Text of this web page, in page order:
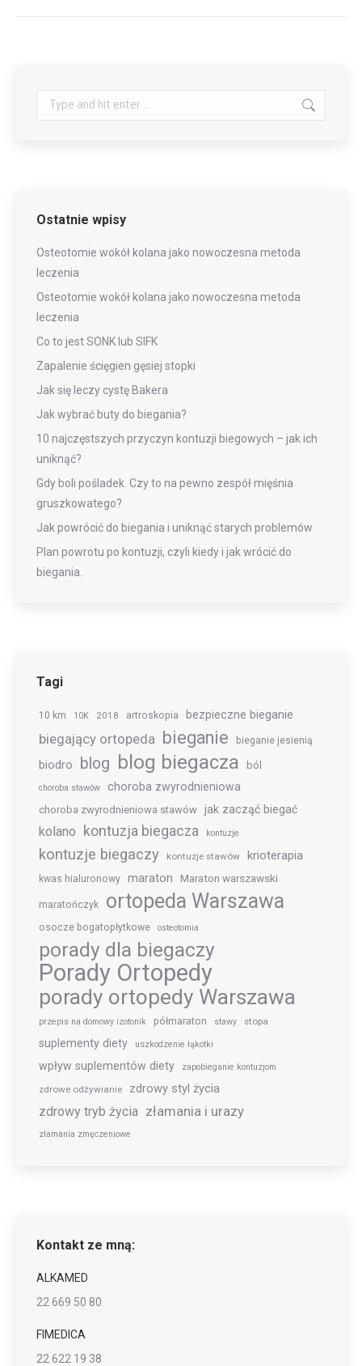
Search:
Ostatnie wpisy
Osteotomie wokół kolana jako nowoczesna metoda
leczenia
Osteotomie wokół kolana jako nowoczesna metoda
leczenia
Co to jest SONK lub SIFK
Zapalenie ścięgien gęsiej stopki
Jak się leczy cystę Bakera
Jak wybrać buty do biegania?
10 najczęstszych przyczyn kontuzji biegowych – jak ich
uniknąć?
Gdy boli pośladek. Czy to na pewno zespół mięśnia
gruszkowatego?
Jak powrócić do biegania i uniknąć starych problemów
Plan powrotu po kontuzji, czyli kiedy i jak wrócić do
biegania.
Tagi
10 km 10K 2018 artroskopia bezpieczne bieganie
biegający ortopeda bieganie bieganie jesienią
biodro blog blog biegacza ból
choroba stawów choroba zwyrodnieniowa
choroba zwyrodnieniowa stawów jak zacząć biegać
kolano kontuzja biegacza kontuzje
kontuzje biegaczy kontuzje stawów krioterapia
kwas hialuronowy maraton Maraton warszawski
maratończyk ortopeda Warszawa
osocze bogatopłytkowe osteotomia
porady dla biegaczy
Porady Ortopedy
porady ortopedy Warszawa
przepis na domowy izotonik półmaraton stawy stopa
suplementy diety uszkodzenie łąkotki
wpływ suplementów diety zapobieganie kontuzjom
zdrowe odżywianie zdrowy styl życia
zdrowy tryb życia złamania i urazy
złamania zmęczeniowe
Kontakt ze mną:
ALKAMED
22 669 50 80
FIMEDICA
22 622 19 38